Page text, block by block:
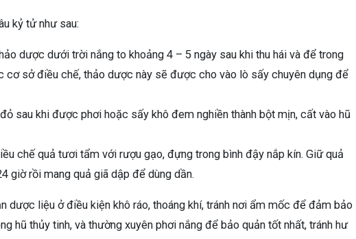
kỷ tử như sau:
dược dưới trời nắng to khoảng 4 – 5 ngày sau khi thu hái và để trong
cơ sở điều chế, thảo dược này sẽ được cho vào lò sấy chuyên dụng để
sau khi được phơi hoặc sấy khô đem nghiền thành bột mịn, cất vào hũ
chế quả tươi tẩm với rượu gạo, đựng trong bình đậy nắp kín. Giữ quả
giờ rồi mang quả giã dập để dùng dần.
dược liệu ở điều kiện khô ráo, thoáng khí, tránh nơi ẩm mốc để đảm bảo
hũ thủy tinh, và thường xuyên phơi nắng để bảo quản tốt nhất, tránh hư